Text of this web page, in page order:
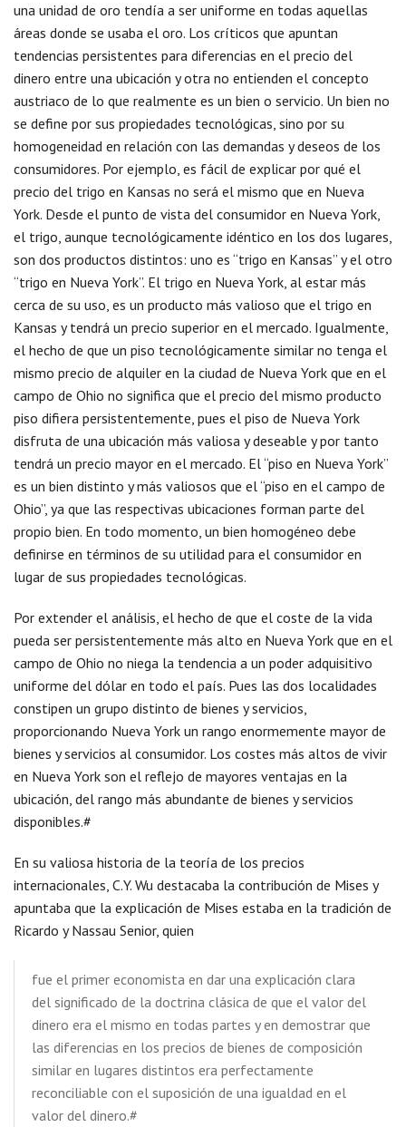
una unidad de oro tendía a ser uniforme en todas aquellas
áreas donde se usaba el oro. Los críticos que apuntan
tendencias persistentes para diferencias en el precio del
dinero entre una ubicación y otra no entienden el concepto
austriaco de lo que realmente es un bien o servicio. Un bien no
se define por sus propiedades tecnológicas, sino por su
homogeneidad en relación con las demandas y deseos de los
consumidores. Por ejemplo, es fácil de explicar por qué el
precio del trigo en Kansas no será el mismo que en Nueva
York. Desde el punto de vista del consumidor en Nueva York,
el trigo, aunque tecnológicamente idéntico en los dos lugares,
son dos productos distintos: uno es “trigo en Kansas” y el otro
“trigo en Nueva York”. El trigo en Nueva York, al estar más
cerca de su uso, es un producto más valioso que el trigo en
Kansas y tendrá un precio superior en el mercado. Igualmente,
el hecho de que un piso tecnológicamente similar no tenga el
mismo precio de alquiler en la ciudad de Nueva York que en el
campo de Ohio no significa que el precio del mismo producto
piso difiera persistentemente, pues el piso de Nueva York
disfruta de una ubicación más valiosa y deseable y por tanto
tendrá un precio mayor en el mercado. El “piso en Nueva York”
es un bien distinto y más valiosos que el “piso en el campo de
Ohio”, ya que las respectivas ubicaciones forman parte del
propio bien. En todo momento, un bien homogéneo debe
definirse en términos de su utilidad para el consumidor en
lugar de sus propiedades tecnológicas.
Por extender el análisis, el hecho de que el coste de la vida
pueda ser persistentemente más alto en Nueva York que en el
campo de Ohio no niega la tendencia a un poder adquisitivo
uniforme del dólar en todo el país. Pues las dos localidades
constipen un grupo distinto de bienes y servicios,
proporcionando Nueva York un rango enormemente mayor de
bienes y servicios al consumidor. Los costes más altos de vivir
en Nueva York son el reflejo de mayores ventajas en la
ubicación, del rango más abundante de bienes y servicios
disponibles.#
En su valiosa historia de la teoría de los precios
internacionales, C.Y. Wu destacaba la contribución de Mises y
apuntaba que la explicación de Mises estaba en la tradición de
Ricardo y Nassau Senior, quien
fue el primer economista en dar una explicación clara
del significado de la doctrina clásica de que el valor del
dinero era el mismo en todas partes y en demostrar que
las diferencias en los precios de bienes de composición
similar en lugares distintos era perfectamente
reconciliable con el suposición de una igualdad en el
valor del dinero.#